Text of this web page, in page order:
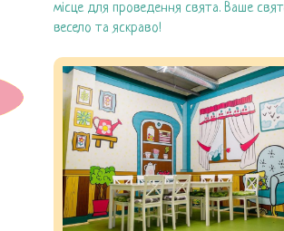
Цiни
Галерея
Контакти
місце для проведення свята. Ваше
весело та яскраво!